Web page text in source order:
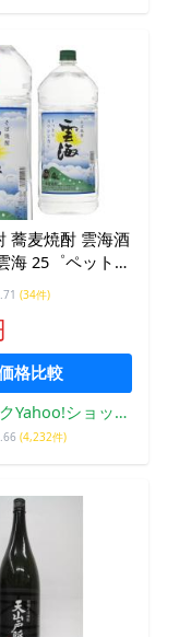
蕎麦焼酎 雲海酒
海 25゜ペット
ース)
(34件)
格比較
Yahoo!ショッピ
ング店
(4,232件)